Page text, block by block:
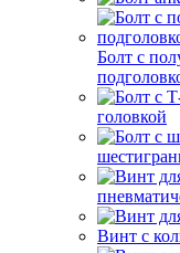
Болт с
головкой
Винт с